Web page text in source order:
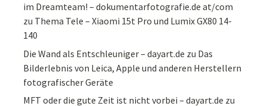
im Dreamteam! – dokumentarfotografie.de at/com
zu Thema Tele – Xiaomi 15t Pro und Lumix GX80 14-
140
Die Wand als Entschleuniger – dayart.de zu Das
Bilderlebnis von Leica, Apple und anderen Herstellern
fotografischer Geräte
MFT oder die gute Zeit ist nicht vorbei – dayart.de zu